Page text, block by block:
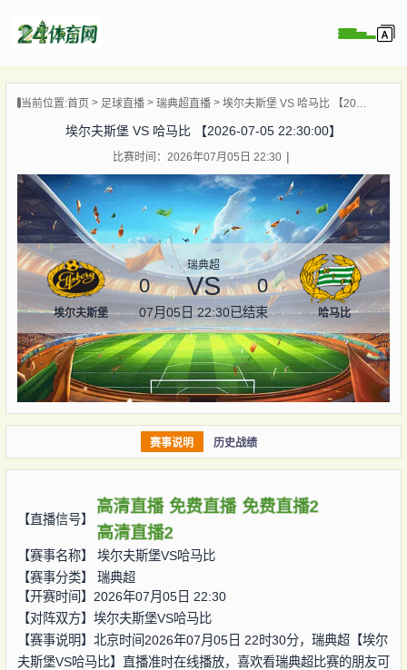
播
播
播
当前位置:首页 足球直播 瑞典超直播 埃尔夫斯堡 VS 哈马比 【2026-07-05 22:30:00】
埃尔夫斯堡 VS 哈马比 【2026-07-05 22:30:00】
比赛时间：2026年07月05日 22:30
埃尔夫斯堡
瑞典超
0 VS 0
07月05日 22:30已结束 哈马比
赛事说明 历史战绩
【直播信号】
高清直播 免费直播 免费直播2
高清直播2
【赛事名称】 埃尔夫斯堡VS哈马比
【赛事分类】 瑞典超
【开赛时间】2026年07月05日 22:30
【对阵双方】 埃尔夫斯堡VS哈马比
【赛事说明】北京时间2026年07月05日 22时30分，瑞典超【埃尔
夫斯堡VS哈马比】直播准时在线播放，喜欢看瑞典超比赛的朋友可